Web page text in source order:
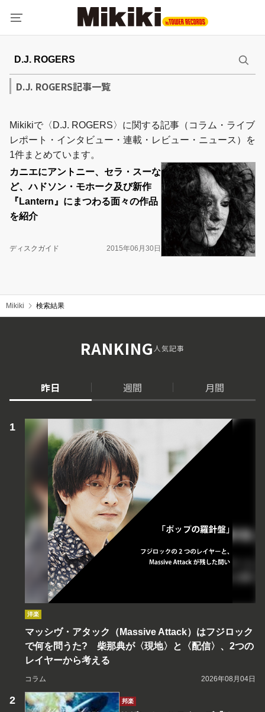
D.J. ROGERS記事一覧
Mikikiで〈D.J. ROGERS〉に関する記事（コラム・ライブ
レポート・インタビュー・連載・レビュー・ニュース）を
1件まとめています。
カニエにアントニー、セラ・スーな
ど、ハドソン・モホーク及び新作
『Lantern』にまつわる面々の作品
を紹介
ディスクガイド 2015年06月30日
Mikiki 検索結果
RANKING人気記事
昨日 週間 月間
洋楽
マッシヴ・アタック（Massive Attack）はフジロック
で何を問うた? 柴那典が〈現地〉と〈配信〉、2つの
レイヤーから考える
コラム 2026年08月04日
邦楽